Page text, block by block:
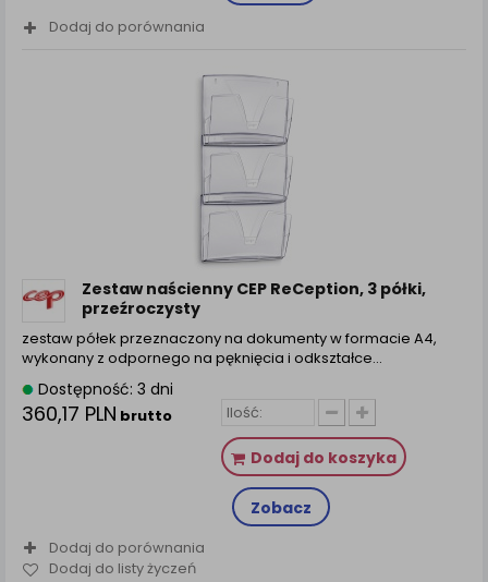
Dodaj do porównania
Zestaw naścienny CEP ReCeption, 3 półki,
przeźroczysty
zestaw półek przeznaczony na dokumenty w formacie A4,
wykonany z odpornego na pęknięcia i odkształce...
Dostępność: 3 dni
360,17 PLN brutto
Dodaj do koszyka
Zobacz
Dodaj do porównania
Dodaj do listy życzeń